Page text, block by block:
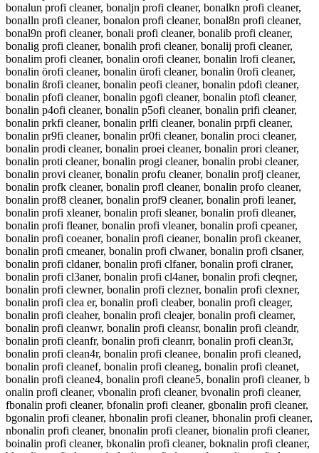
bonalun profi cleaner, bonaljn profi cleaner, bonalkn profi cleaner,
bonalln profi cleaner, bonalon profi cleaner, bonal8n profi cleaner,
bonal9n profi cleaner, bonali profi cleaner, bonalib profi cleaner,
bonalig profi cleaner, bonalih profi cleaner, bonalij profi cleaner,
bonalim profi cleaner, bonalin orofi cleaner, bonalin lrofi cleaner,
bonalin örofi cleaner, bonalin ürofi cleaner, bonalin 0rofi cleaner,
bonalin ßrofi cleaner, bonalin peofi cleaner, bonalin pdofi cleaner,
bonalin pfofi cleaner, bonalin pgofi cleaner, bonalin ptofi cleaner,
bonalin p4ofi cleaner, bonalin p5ofi cleaner, bonalin prifi cleaner,
bonalin prkfi cleaner, bonalin prlfi cleaner, bonalin prpfi cleaner,
bonalin pr9fi cleaner, bonalin pr0fi cleaner, bonalin proci cleaner,
bonalin prodi cleaner, bonalin proei cleaner, bonalin prori cleaner,
bonalin proti cleaner, bonalin progi cleaner, bonalin probi cleaner,
bonalin provi cleaner, bonalin profu cleaner, bonalin profj cleaner,
bonalin profk cleaner, bonalin profl cleaner, bonalin profo cleaner,
bonalin prof8 cleaner, bonalin prof9 cleaner, bonalin profi leaner,
bonalin profi xleaner, bonalin profi sleaner, bonalin profi dleaner,
bonalin profi fleaner, bonalin profi vleaner, bonalin profi cpeaner,
bonalin profi coeaner, bonalin profi cieaner, bonalin profi ckeaner,
bonalin profi cmeaner, bonalin profi clwaner, bonalin profi clsaner,
bonalin profi cldaner, bonalin profi clfaner, bonalin profi clraner,
bonalin profi cl3aner, bonalin profi cl4aner, bonalin profi cleqner,
bonalin profi clewner, bonalin profi clezner, bonalin profi clexner,
bonalin profi clea er, bonalin profi cleaber, bonalin profi cleager,
bonalin profi cleaher, bonalin profi cleajer, bonalin profi cleamer,
bonalin profi cleanwr, bonalin profi cleansr, bonalin profi cleandr,
bonalin profi cleanfr, bonalin profi cleanrr, bonalin profi clean3r,
bonalin profi clean4r, bonalin profi cleanee, bonalin profi cleaned,
bonalin profi cleanef, bonalin profi cleaneg, bonalin profi cleanet,
bonalin profi cleane4, bonalin profi cleane5, bonalin profi cleaner, b
onalin profi cleaner, vbonalin profi cleaner, bvonalin profi cleaner,
fbonalin profi cleaner, bfonalin profi cleaner, gbonalin profi cleaner,
bgonalin profi cleaner, hbonalin profi cleaner, bhonalin profi cleaner,
nbonalin profi cleaner, bnonalin profi cleaner, bionalin profi cleaner,
boinalin profi cleaner, bkonalin profi cleaner, boknalin profi cleaner,